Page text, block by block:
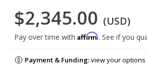
$2,345.00 (USD)
Pay over time with Affirm. See if you
Payment & Funding:view your options